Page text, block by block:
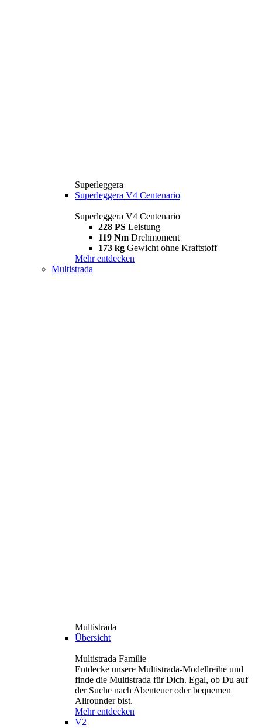
Superleggera
Superleggera V4 Centenario
Superleggera V4 Centenario
228 PS Leistung
119 Nm Drehmoment
173 kg Gewicht ohne Kraftstoff
Mehr entdecken
Multistrada
Multistrada
Übersicht
Multistrada Familie
Entdecke unsere Multistrada-Modellreihe und
finde die Multistrada für Dich. Egal, ob Du auf
der Suche nach Abenteuer oder bequemen
Allrounder bist.
Mehr entdecken
V2